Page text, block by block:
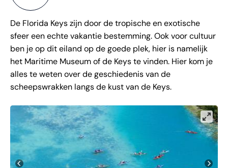
De Florida Keys zijn door de tropische en exotische
sfeer een echte vakantie bestemming. Ook voor cultuur
ben je op dit eiland op de goede plek, hier is namelijk
het Maritime Museum of de Keys te vinden. Hier kom je
alles te weten over de geschiedenis van de
scheepswrakken langs de kust van de Keys.